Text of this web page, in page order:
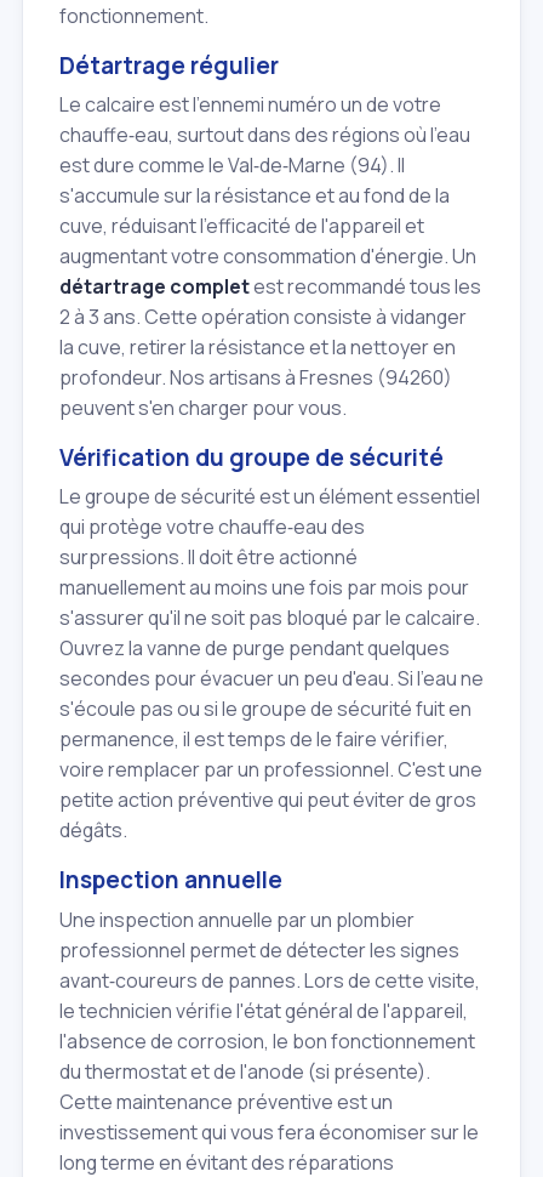
fonctionnement.
Détartrage régulier
Le calcaire est l'ennemi numéro un de votre
chauffe‑eau, surtout dans des régions où l'eau
est dure comme le Val‑de‑Marne (94). Il
s'accumule sur la résistance et au fond de la
cuve, réduisant l'efficacité de l'appareil et
augmentant votre consommation d'énergie. Un
détartrage completest recommandé tous les
2 à 3 ans. Cette opération consiste à vidanger
la cuve, retirer la résistance et la nettoyer en
profondeur. Nos artisans à Fresnes (94260)
peuvent s'en charger pour vous.
Vérification du groupe de sécurité
Le groupe de sécurité est un élément essentiel
qui protège votre chauffe‑eau des
surpressions. Il doit être actionné
manuellement au moins une fois par mois pour
s'assurer qu'il ne soit pas bloqué par le calcaire.
Ouvrez la vanne de purge pendant quelques
secondes pour évacuer un peu d'eau. Si l'eau ne
s'écoule pas ou si le groupe de sécurité fuit en
permanence, il est temps de le faire vérifier,
voire remplacer par un professionnel. C'est une
petite action préventive qui peut éviter de gros
dégâts.
Inspection annuelle
Une inspection annuelle par un plombier
professionnel permet de détecter les signes
avant‑coureurs de pannes. Lors de cette visite,
le technicien vérifie l'état général de l'appareil,
l'absence de corrosion, le bon fonctionnement
du thermostat et de l'anode (si présente).
Cette maintenance préventive est un
investissement qui vous fera économiser sur le
long terme en évitant des réparations